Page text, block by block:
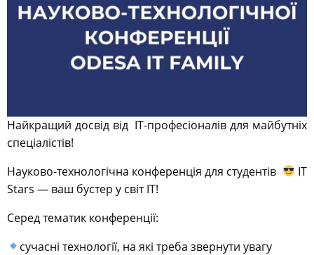
Найкращий досвід від IT-професіоналів для майбутніх
спеціалістів!
Науково-технологічна конференція для студентів
IT
Stars — ваш бустер у світ IT!
Серед тематик конференції:
сучасні технології, на які треба звернути увагу